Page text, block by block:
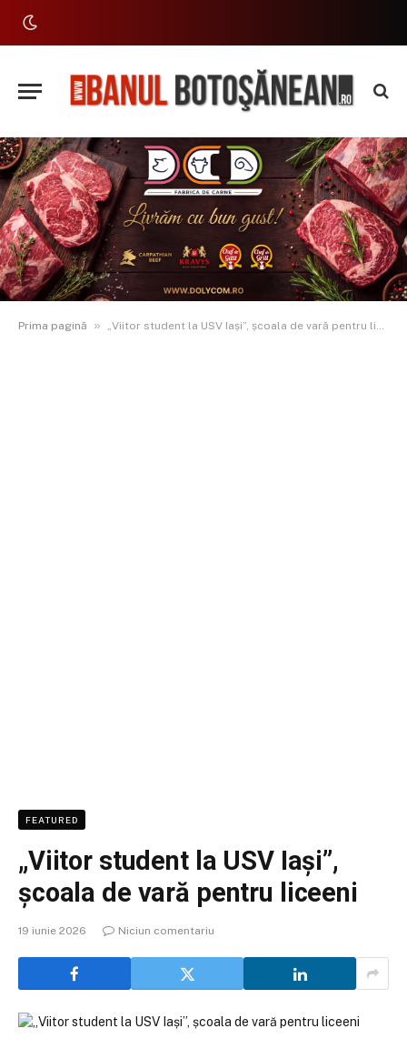
Prima pagină » „Viitor student la USV Iași”, școala de vară pentru liceeni
FEATURED
„Viitor student la USV Iași”,
școala de vară pentru liceeni
19 iunie 2026 Niciun comentariu